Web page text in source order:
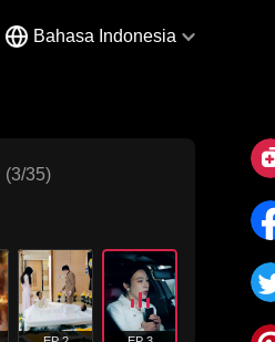
Bahasa Indonesia
(3/35)